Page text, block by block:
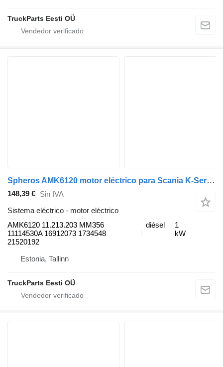
TruckParts Eesti OÜ
Spheros AMK6120 motor eléctrico para Scania K-Series (2016-) camión
148,39 € Sin IVA
Sistema eléctrico - motor eléctrico
AMK6120 11.213.203 MM356
11114530A 16912073 1734548
21520192
diésel
1
kW
Estonia, Tallinn
TruckParts Eesti OÜ